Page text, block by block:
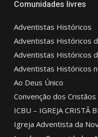
Comunidades livres
Adventistas Históricos
Adventistas Históricos
Adventistas Históricos
Adventistas Históricos
Ao Deus Único
Convenção dos
ICBU – IGREJA CRISTÃ
Igreja Adventista da